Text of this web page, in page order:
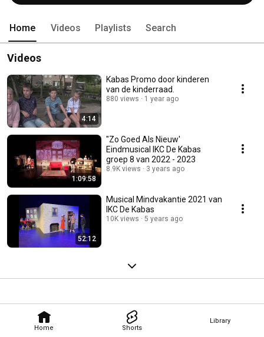
Home Shorts
Library
Home Videos Playlists Search
Videos
4:14
Kabas Promo door kinderen
van de kinderraad.
880 views 1 year ago
1:09:58
"Zo Goed Als Nieuw'
Eindmusical IKC De Kabas
groep 8 van 2022 - 2023
8.9K views 3 years ago
52:12
Musical Mindvakantie 2021 van
IKC De Kabas
10K views 5 years ago